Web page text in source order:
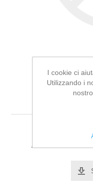
Si tratta dela
I cookie ci
Utilizzando i